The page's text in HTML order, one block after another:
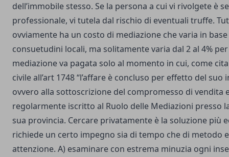
dell’immobile stesso. Se la persona a cui vi rivolgete è
professionale, vi tutela dal rischio di eventuali truffe.
ovviamente ha un costo di mediazione che varia in
consuetudini locali, ma solitamente varia dal 2 al 4%
mediazione va pagata solo al momento in cui, come
civile all’art 1748 “l’affare è concluso per effetto del suo
ovvero alla sottoscrizione del compromesso di vendita
regolarmente iscritto al Ruolo delle Mediazioni presso
sua provincia. Cercare privatamente è la soluzione più
richiede un certo impegno sia di tempo che di metodo
attenzione. A) esaminare con estrema minuzia ogni